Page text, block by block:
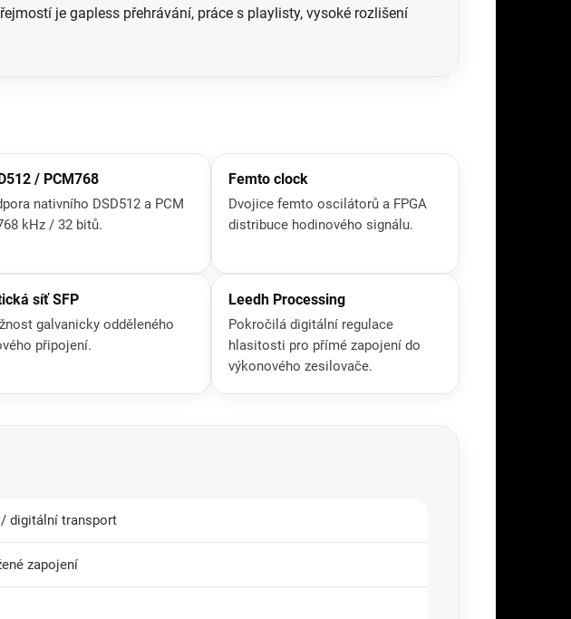
je gapless přehrávání, práce s playlisty, vysoké rozlišení
/ PCM768
nativního DSD512 a PCM
kHz / 32 bitů.
Femto clock
Dvojice femto oscilátorů a FPGA
distribuce hodinového signálu.
síť SFP
galvanicky odděleného
připojení.
Leedh Processing
Pokročilá digitální regulace
hlasitosti pro přímé zapojení do
výkonového zesilovače.
/ digitální transport
zapojení